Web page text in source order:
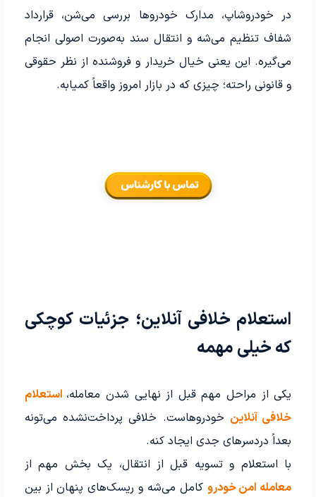
در خودروشاپ، مدارک خودروها بررسی می‌شن، قرارداد
شفاف تنظیم می‌شه و انتقال سند به‌صورت اصولی انجام
می‌گیره. این یعنی خیال خریدار و فروشنده از نظر حقوقی
و قانونی راحته؛ چیزی که در بازار امروز واقعاً کمیابه.
استعلام خلافی آنلاین؛ جزئیات کوچکی
که خیلی مهمه
یکی از مراحل مهم قبل از نهایی شدن معامله، استعلام
خلافی آنلاین خودروهاست. خلافی پرداخت‌نشده می‌تونه
بعداً دردسرهای جدی ایجاد کنه.
با استعلام و تسویه قبل از انتقال، یک بخش مهم از
معامله امن خودرو کامل می‌شه و ریسک‌های پنهان از بین